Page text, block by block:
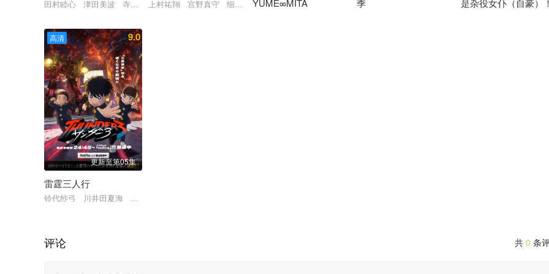
田村睦心 津田美波 寺泽百花 寺杣昌纪上村祐翔 宫野真守 细谷佳正 诸星堇 小野贤章 谷山纪章 樱井孝宏 花泽香菜 森川智之 植田佳奈 石田
YUME∞MITA
季
是杂役女仆（自豪）！
高清 9.0
更新至第05集
雷霆三人行
铃代纱弓 川井田夏海 秋山绘理 蜜蜂穗香 坂田将吾 坂泰斗 广濑有纪 前川凉子 石谷春贵 小野寺悠贵 新祐树 渡谷美帆
共 0 条
评论